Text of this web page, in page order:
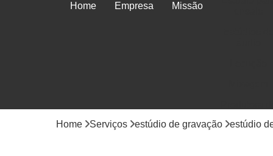
Home Empresa Missão
Home Serviços estúdio de gravação estúdio